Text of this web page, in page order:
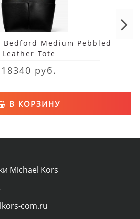
Bedford Medium Pebbled
Leather Tote
18340 руб.
В КОРЗИНУ
Michael Kors
com.ru